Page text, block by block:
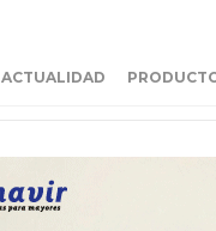
ACTUALIDAD